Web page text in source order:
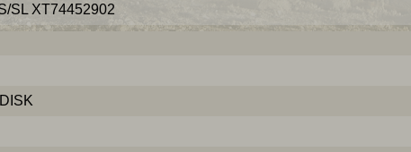
SL XT74452902